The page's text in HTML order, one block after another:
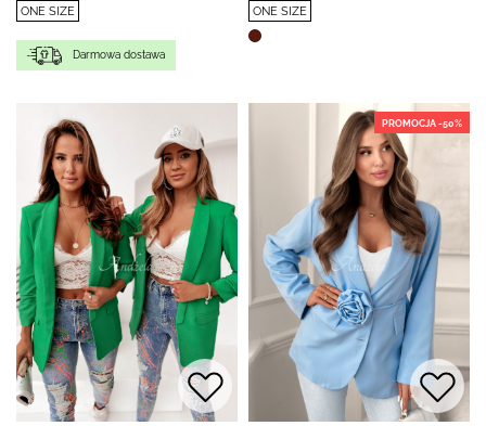
ONE SIZE
Darmowa dostawa
ONE SIZE
PROMOCJA -50%